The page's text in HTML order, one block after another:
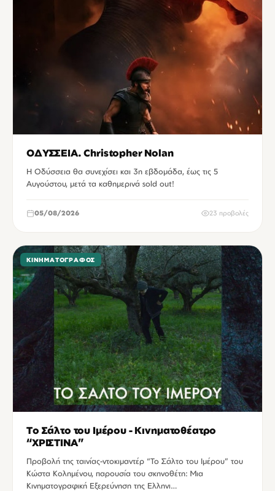
ΟΔΥΣΣΕΙΑ. Christopher Nolan
Η Οδύσσεια θα συνεχίσει και 3η εβδομάδα, έως τις 5
Αυγούστου, μετά τα καθημερινά sold out!
05/08/2026 23 προβολές
ΚΙΝΗΜΑΤΟΓΡΆΦΟΣ
Το Σάλτο του Ιμέρου - Κινηματοθέατρο
“ΧΡΙΣΤΙΝΑ”
Προβολή της ταινίας-ντοκιμαντέρ “Το Σάλτο του Ιμέρου” του
Κώστα Κολημένου, παρουσία του σκηνοθέτη: Μια
Κινηματογραφική Εξερεύνηση της Ελληνι…